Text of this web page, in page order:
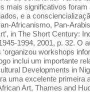
mais significativos foram
e a
Africanismo, Pan-
in The Short Century:
1994, 2001, p. 32. O
workshops
inclui um importante
Developments in
uma excelente primeira
Art, Thames and